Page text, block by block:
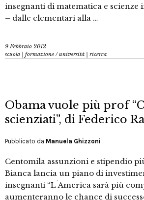
insegnanti di matematica e scienze
– dalle elementari alla …
9 Febbraio 2012
scuola | formazione /università | ricerca
Obama vuole più prof
scienziati”, di Federico
Pubblicato da Manuela Ghizzoni
Centomila assunzioni e stipendio
Bianca lancia un piano di
insegnanti “L´America sarà più
aumenteranno le chance di